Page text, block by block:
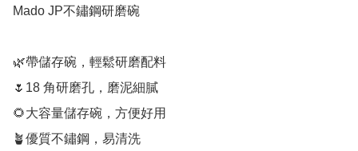
Mado JP不鏽鋼研磨碗
🌿帶儲存碗，輕鬆研磨配料
🌷18 角研磨孔，磨泥細膩
🌻大容量儲存碗，方便好用
🪴優質不鏽鋼，易清洗